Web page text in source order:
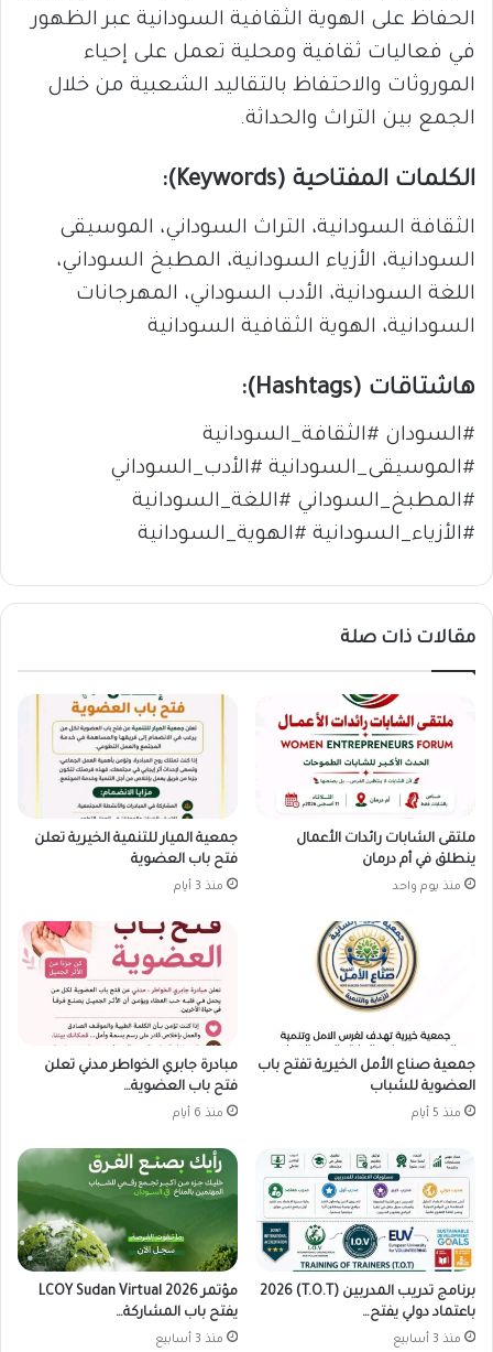
الحفاظ على الهوية الثقافية السودانية عبر الظهور
في فعاليات ثقافية ومحلية تعمل على إحياء
الموروثات والاحتفاظ بالتقاليد الشعبية من خلال
الجمع بين التراث والحداثة.
الكلمات المفتاحية (Keywords):
الثقافة السودانية، التراث السوداني، الموسيقى
السودانية، الأزياء السودانية، المطبخ السوداني،
اللغة السودانية، الأدب السوداني، المهرجانات
السودانية، الهوية الثقافية السودانية
هاشتاقات (Hashtags):
#السودان #الثقافة_السودانية
#الموسيقى_السودانية #الأدب_السوداني
#المطبخ_السوداني #اللغة_السودانية
#الأزياء_السودانية #الهوية_السودانية
مقالات ذات صلة
ملتقى الشابات رائدات الأعمال
ينطلق في أم درمان
منذ يوم واحد
جمعية الميار للتنمية الخيرية تعلن
فتح باب العضوية
منذ 3 أيام
جمعية صناع الأمل الخيرية تفتح باب
العضوية للشباب
منذ 5 أيام
مبادرة جابري الخواطر مدني تعلن
فتح باب العضوية…
منذ 6 أيام
برنامج تدريب المدربين (T.O.T) 2026
باعتماد دولي يفتح…
منذ 3 أسابيع
مؤتمر LCOY Sudan Virtual 2026
يفتح باب المشاركة…
منذ 3 أسابيع